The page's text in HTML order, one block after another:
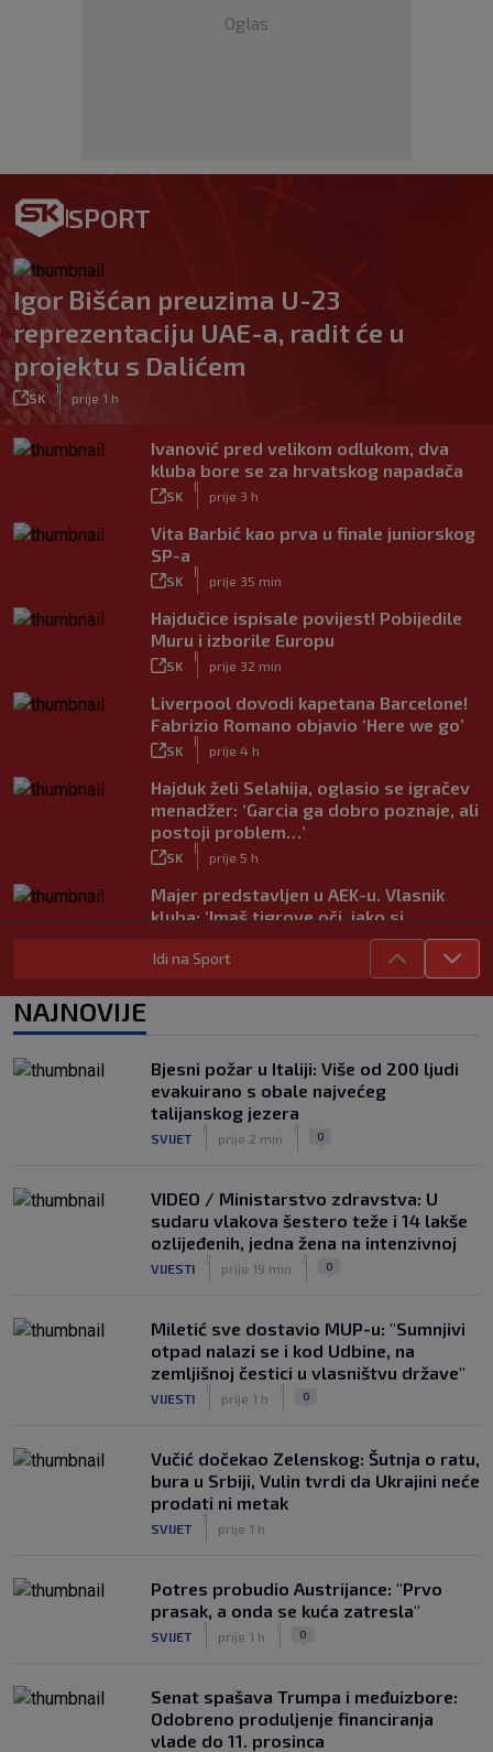
Oglas
SPORT
Igor Bišćan preuzima U-23
reprezentaciju UAE-a, radit će u
projektu s Dalićem
SK prije 1 h
Ivanović pred velikom odlukom, dva
kluba bore se za hrvatskog napadača
SK prije 3 h
Vita Barbić kao prva u finale juniorskog
SP-a
SK prije 35 min
Hajdučice ispisale povijest! Pobijedile
Muru i izborile Europu
SK prije 32 min
Liverpool dovodi kapetana Barcelone!
Fabrizio Romano objavio ‘Here we go’
SK prije 4 h
Hajduk želi Selahija, oglasio se igračev
menadžer: ‘Garcia ga dobro poznaje, ali
postoji problem…’
SK prije 5 h
Majer predstavljen u AEK-u. Vlasnik
kluba: ‘Imaš tigrove oči, jako si
SK
|
prije 4 h
Bio je hit druge lige, a sada s Istrom
SK prije 5 h
VIDEO / Tenisač se požalio na
gledatelja koji mu je smetao, reakcija
suca je hit
Idi na Sport
NAJNOVIJE
Bjesni požar u Italiji: Više od 200 ljudi
evakuirano s obale najvećeg
talijanskog jezera
SVIJET prije 2 min 0
VIDEO / Ministarstvo zdravstva: U
sudaru vlakova šestero teže i 14 lakše
ozlijeđenih, jedna žena na intenzivnoj
VIJESTI prije 19 min 0
Miletić sve dostavio MUP-u: "Sumnjivi
otpad nalazi se i kod Udbine, na
zemljišnoj čestici u vlasništvu države"
VIJESTI prije 1 h 0
Vučić dočekao Zelenskog: Šutnja o ratu,
bura u Srbiji, Vulin tvrdi da Ukrajini neće
prodati ni metak
SVIJET prije 1 h
Potres probudio Austrijance: "Prvo
prasak, a onda se kuća zatresla"
SVIJET prije 1 h 0
Senat spašava Trumpa i međuizbore:
Odobreno produljenje financiranja
vlade do 11. prosinca